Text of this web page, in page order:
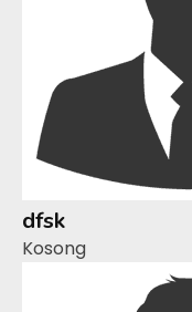
dfsk
Kosong